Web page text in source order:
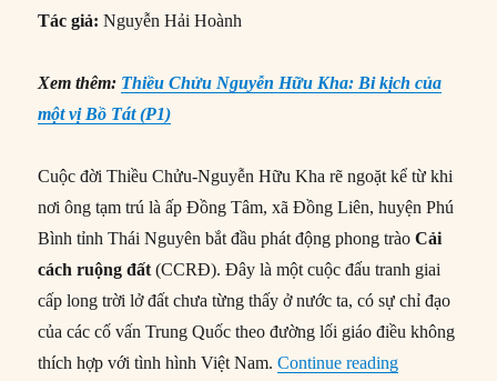
Tác giả: Nguyễn Hải Hoành
Xem thêm: Thiều Chửu Nguyễn Hữu Kha: Bi kịch của
một vị Bồ Tát (P1)
Cuộc đời Thiều Chửu-Nguyễn Hữu Kha rẽ ngoặt kể từ khi
nơi ông tạm trú là ấp Đồng Tâm, xã Đồng Liên, huyện Phú
Bình tỉnh Thái Nguyên bắt đầu phát động phong tràoCải
cách ruộng đất(CCRĐ). Đây là một cuộc đấu tranh giai
cấp long trời lở đất chưa từng thấy ở nước ta, có sự chỉ đạo
của các cố vấn Trung Quốc theo đường lối giáo điều không
thích hợp với tình hình Việt Nam.Continue reading“Thiều Chửu